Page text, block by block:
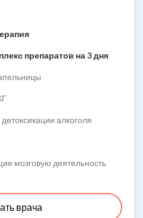
препаратов на 3 дня
алкоголя
мозговую деятельность
врача